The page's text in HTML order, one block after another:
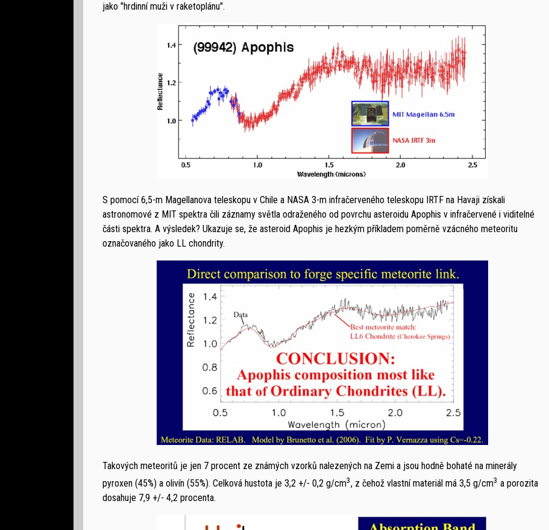
jako "hrdinní muži v raketoplánu".
S pomocí 6,5-m Magellanova teleskopu v Chile a NASA 3-m infračerveného teleskopu IRTF na Havaji získali
astronomové z MIT spektra čili záznamy světla odraženého od povrchu asteroidu Apophis v infračervené i viditelné
části spektra. A výsledek? Ukazuje se, že asteroid Apophis je hezkým příkladem poměrně vzácného meteoritu
označovaného jako LL chondrity.
Takových meteoritů je jen 7 procent ze známých vzorků nalezených na Zemi a jsou hodně bohaté na minerály
pyroxen (45%) a olivín (55%). Celková hustota je 3,2 +/- 0,2 g/cm3, z čehož vlastní materiál má 3,5 g/cm3 a porozita
dosahuje 7,9 +/- 4,2 procenta.